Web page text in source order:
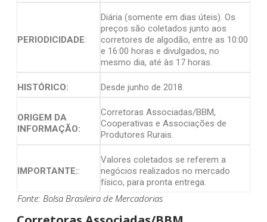
PERIODICIDADE:
Diária (somente em dias úteis). Os
preços são coletados junto aos
corretores de algodão, entre as 10:00
e 16:00 horas e divulgados, no
mesmo dia, até às 17 horas.
HISTÓRICO: Desde junho de 2018.
ORIGEM DA
INFORMAÇÃO:
Corretoras Associadas/BBM,
Cooperativas e Associações de
Produtores Rurais.
IMPORTANTE::
Valores coletados se referem a
negócios realizados no mercado
físico, para pronta entrega.
Fonte: Bolsa Brasileira de Mercadorias